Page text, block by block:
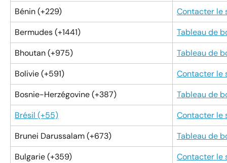
Bénin (+229)
Contacter le
Bermudes (+1441)
Tableau de
Bhoutan (+975)
Tableau de
Bolivie (+591)
Contacter le
Bosnie-Herzégovine (+387)
Tableau de
Brésil (+55)
Contacter le
Brunei Darussalam (+673)
Tableau de
Bulgarie (+359)
Contacter le